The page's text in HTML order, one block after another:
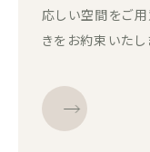
応しい空間をご
きをお約束いたし